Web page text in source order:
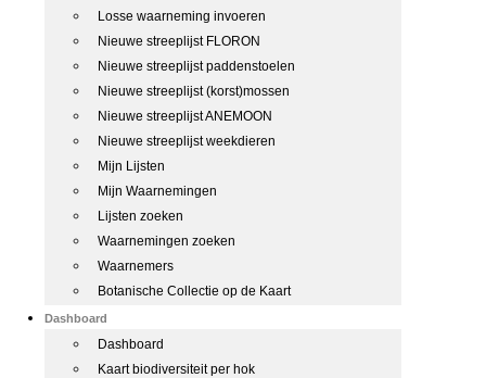
Losse waarneming invoeren
Nieuwe streeplijst FLORON
Nieuwe streeplijst paddenstoelen
Nieuwe streeplijst (korst)mossen
Nieuwe streeplijst ANEMOON
Nieuwe streeplijst weekdieren
Mijn Lijsten
Mijn Waarnemingen
Lijsten zoeken
Waarnemingen zoeken
Waarnemers
Botanische Collectie op de Kaart
Dashboard
Dashboard
Kaart biodiversiteit per hok